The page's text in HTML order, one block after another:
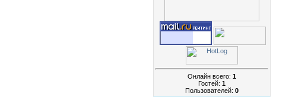
Онлайн всего: 1
Гостей: 1
Пользователей: 0